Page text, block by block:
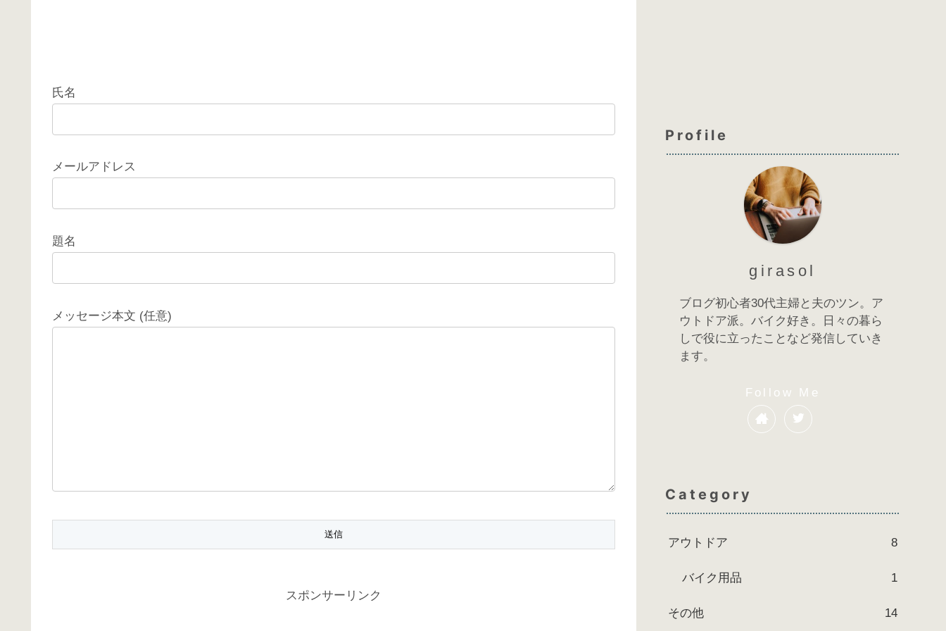
氏名
メールアドレス
題名
メッセージ本文 (任意)
スポンサーリンク
Profile
girasol
ブログ初心者30代主婦と夫のツン。ア
ウトドア派。バイク好き。日々の暮ら
しで役に立ったことなど発信していき
ます。
Category
アウトドア 8
バイク用品 1
その他 14